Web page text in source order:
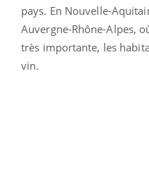
pays. En Nouvelle-
Auvergne-Rhône-Alpes,
très importante, les
vin.